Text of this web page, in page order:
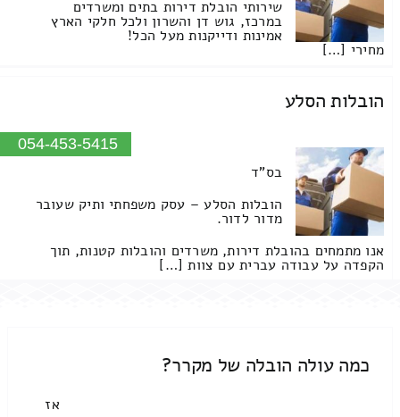
שירותי הובלת דירות בתים ומשרדים
במרכז, גוש דן והשרון ולכל חלקי הארץ
אמינות ודייקנות מעל הכל!
מחירי […]
הובלות הסלע
054-453-5415
בס"ד
הובלות הסלע – עסק משפחתי ותיק שעובר
מדור לדור.
אנו מתמחים בהובלת דירות, משרדים והובלות קטנות, תוך
הקפדה על עבודה עברית עם צוות […]
כמה עולה הובלה של מקרר?
אז